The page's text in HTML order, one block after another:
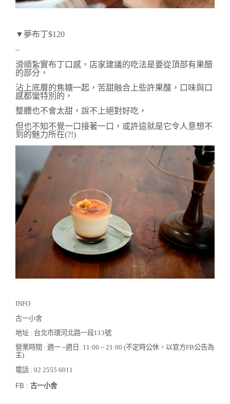
▼夢布丁$120
–
滑順紮實布丁口感，店家建議的吃法是要從頂部有果醋
的部分，
沾上底層的焦糖一起，苦甜融合上些許果酸，口味與口
感都蠻特別的，
整體也不會太甜，說不上絕對好吃，
但也不知不覺一口接著一口，或許這就是它令人意想不
到的魅力所在(?!)
INFO
古一小舍
地址 : 台北市環河北路一段113號
營業時間 : 週一 ~週日: 11:00 ~ 21:00 (不定時公休，以官方FB公告為
主)
電話 : 02 2555 6011
FB : 古一小舍